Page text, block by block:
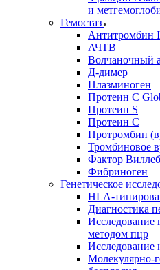
и
Гемостаз
Антитромбин
АЧТВ
Волчаночный
Д-димер
Плазминоген
Протеин C
Протеин S
Протеин С
Протромбин
Тромбиновое
Фактор
Фибриноген
Генетическое
HLA-
Диагностика
Исследование
методом пцр
Исследование
Молекулярно-